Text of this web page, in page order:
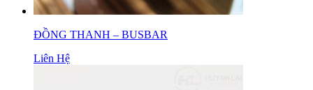
ĐỒNG THANH – BUSBAR
Liên Hệ